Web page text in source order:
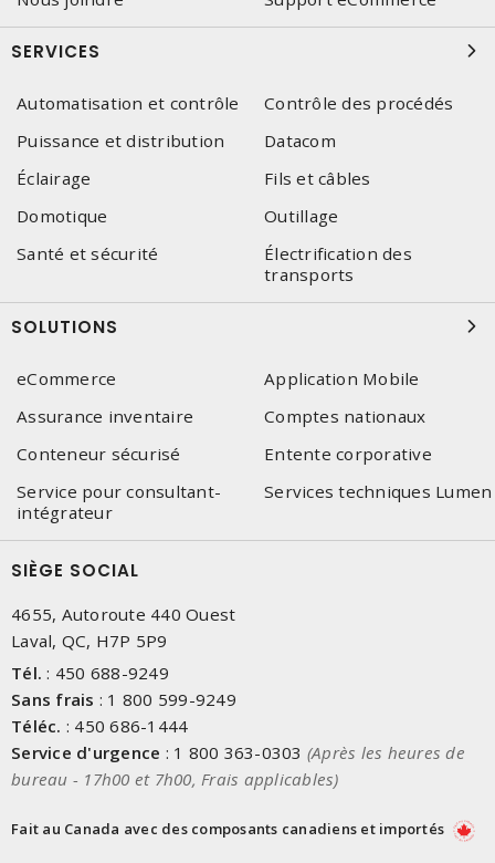
SERVICES
Automatisation et contrôle
Contrôle des procédés
Puissance et distribution
Datacom
Éclairage
Fils et câbles
Domotique
Outillage
Santé et sécurité
Électrification des
transports
SOLUTIONS
eCommerce
Application Mobile
Assurance inventaire
Comptes nationaux
Conteneur sécurisé
Entente corporative
Service pour consultant-
intégrateur
Services techniques Lumen
SIÈGE SOCIAL
4655, Autoroute 440 Ouest
Laval, QC, H7P 5P9
Tél. : 450 688-9249
Sans frais : 1 800 599-9249
Téléc. : 450 686-1444
Service d'urgence : 1 800 363-0303 (Après les heures de
bureau - 17h00 et 7h00, Frais applicables)
Fait au Canada avec des composants canadiens et importés